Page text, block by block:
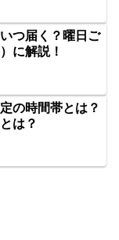
つ届く？曜日ご
に解説！
の時間帯とは？
は？